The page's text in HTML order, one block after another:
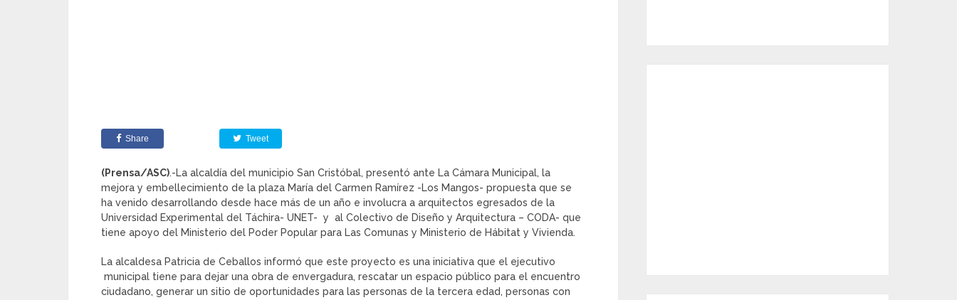
Share Tweet
(Prensa/ASC).-La alcaldía del municipio San Cristóbal, presentó ante La Cámara Municipal, la
mejora y embellecimiento de la plaza María del Carmen Ramírez -Los Mangos- propuesta que se
ha venido desarrollando desde hace más de un año e involucra a arquitectos egresados de la
Universidad Experimental del Táchira- UNET- y al Colectivo de Diseño y Arquitectura – CODA- que
tiene apoyo del Ministerio del Poder Popular para Las Comunas y Ministerio de Hábitat y Vivienda.
La alcaldesa Patricia de Ceballos informó que este proyecto es una iniciativa que el ejecutivo
municipal tiene para dejar una obra de envergadura, rescatar un espacio público para el encuentro
ciudadano, generar un sitio de oportunidades para las personas de la tercera edad, personas con